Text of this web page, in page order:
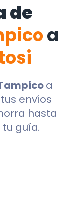
de
a
a
envíos
hasta
tu guía.